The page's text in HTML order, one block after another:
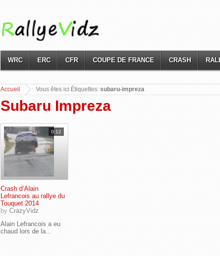
WRC ERC CFR COUPE DE FRANCE CRASH
Vous
Accueil êtes ici Étiquettes: subaru-impreza
Subaru Impreza
0:12
Crash d’Alain
Lefrancois au rallye du
Touquet 2014
by CrazyVidz
Alain Lefrancois a eu
chaud lors de la...